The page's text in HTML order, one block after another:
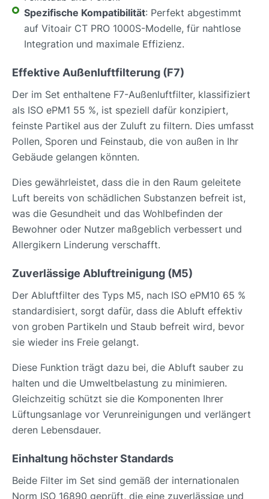
Spezifische Kompatibilität: Perfekt abgestimmt
auf Vitoair CT PRO 1000S-Modelle, für nahtlose
Integration und maximale Effizienz.
Effektive Außenluftfilterung (F7)
Der im Set enthaltene F7-Außenluftfilter, klassifiziert
als ISO ePM1 55 %, ist speziell dafür konzipiert,
feinste Partikel aus der Zuluft zu filtern. Dies umfasst
Pollen, Sporen und Feinstaub, die von außen in Ihr
Gebäude gelangen könnten.
Dies gewährleistet, dass die in den Raum geleitete
Luft bereits von schädlichen Substanzen befreit ist,
was die Gesundheit und das Wohlbefinden der
Bewohner oder Nutzer maßgeblich verbessert und
Allergikern Linderung verschafft.
Zuverlässige Abluftreinigung (M5)
Der Abluftfilter des Typs M5, nach ISO ePM10 65 %
standardisiert, sorgt dafür, dass die Abluft effektiv
von groben Partikeln und Staub befreit wird, bevor
sie wieder ins Freie gelangt.
Diese Funktion trägt dazu bei, die Abluft sauber zu
halten und die Umweltbelastung zu minimieren.
Gleichzeitig schützt sie die Komponenten Ihrer
Lüftungsanlage vor Verunreinigungen und verlängert
deren Lebensdauer.
Einhaltung höchster Standards
Beide Filter im Set sind gemäß der internationalen
Norm ISO 16890 geprüft, die eine zuverlässige und